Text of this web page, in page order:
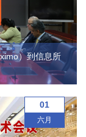
）到信息所
01
六月